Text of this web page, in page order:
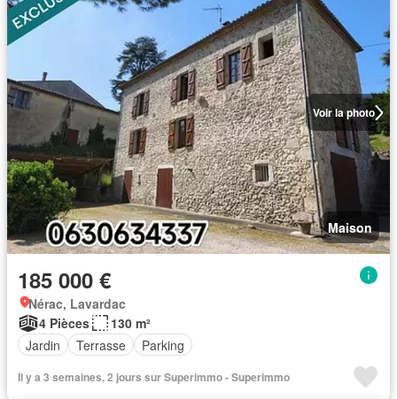
Voir la photo
Maison
185 000 €
Nérac, Lavardac
4 Pièces
130 m²
Jardin
Terrasse Parking
Il y a 3 semaines, 2 jours sur Superimmo - Superimmo